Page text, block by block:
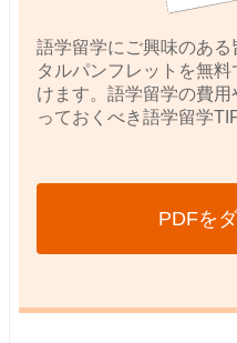
語学留学にご興味のあ
タルパンフレットを無
けます。語学留学の費
っておくべき語学留学
PDFを